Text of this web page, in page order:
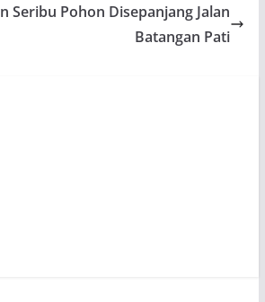
Seribu Pohon Disepanjang Jalan
Batangan Pati